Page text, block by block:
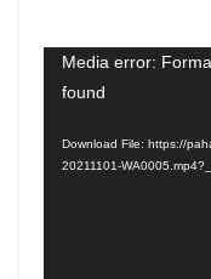
Video
Player
Media error:
found
Download File: https://
20211101-